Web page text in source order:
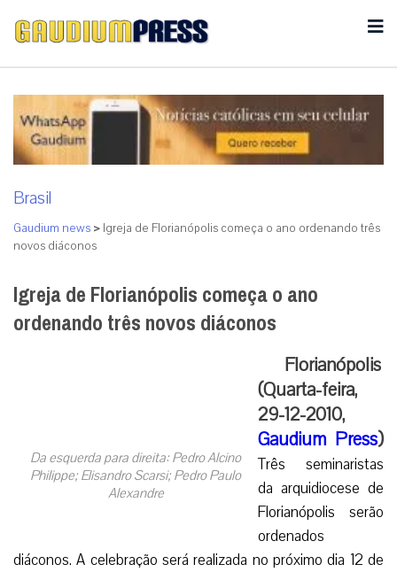
Brasil
Gaudium news > Igreja de Florianópolis começa o ano ordenando três
novos diáconos
Igreja de Florianópolis começa o ano
ordenando três novos diáconos
Da esquerda para direita: Pedro Alcino
Philippe; Elisandro Scarsi; Pedro Paulo
Alexandre
Florianópolis
(Quarta-feira,
29-12-2010,
Gaudium Press)
Três seminaristas
da arquidiocese de
Florianópolis serão
ordenados
diáconos. A celebração será realizada no próximo dia 12 de